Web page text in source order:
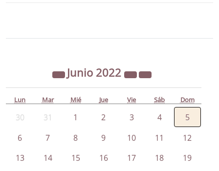
Junio 2022
Lun Mar Mié Jue Vie Sáb Dom
30 31 1 2 3 4
5
6
7 8 9 10 11
12
13
14 15 16 17 18 19